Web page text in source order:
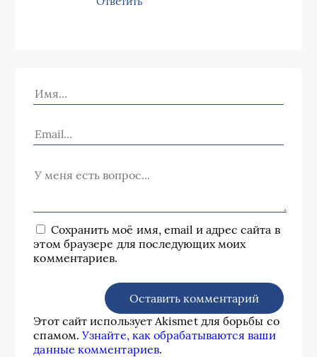
Сохранить моё имя, email и адрес сайта в
этом браузере для последующих моих
комментариев.
Этот сайт использует Akismet для борьбы со
спамом.Узнайте, как обрабатываются ваши
данные комментариев.